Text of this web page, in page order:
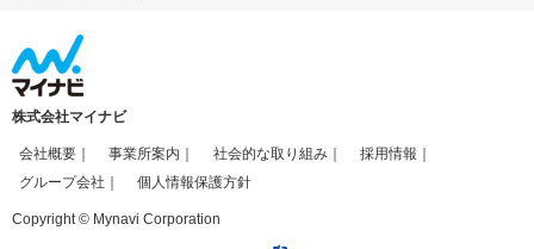
株式会社マイナビ
会社概要 事業所案内 社会的な取り組み
採用情報
グループ会社
個人情報保護方針
Copyright © Mynavi Corporation